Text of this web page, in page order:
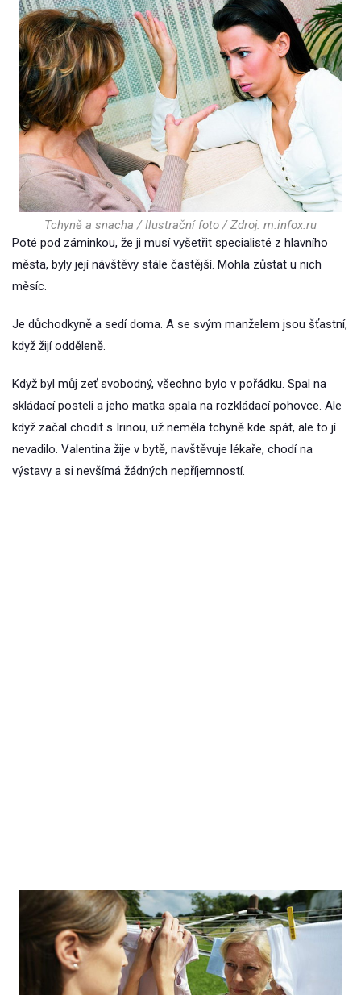
Tchyně a snacha / Ilustrační foto / Zdroj: m.infox.ru
Poté pod záminkou, že ji musí vyšetřit specialisté z hlavního
města, byly její návštěvy stále častější. Mohla zůstat u nich
měsíc.
Je důchodkyně a sedí doma. A se svým manželem jsou šťastní,
když žijí odděleně.
Když byl můj zeť svobodný, všechno bylo v pořádku. Spal na
skládací posteli a jeho matka spala na rozkládací pohovce. Ale
když začal chodit s Irinou, už neměla tchyně kde spát, ale to jí
nevadilo. Valentina žije v bytě, navštěvuje lékaře, chodí na
výstavy a si nevšímá žádných nepříjemností.